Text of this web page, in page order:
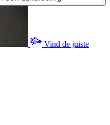
Vind de juiste